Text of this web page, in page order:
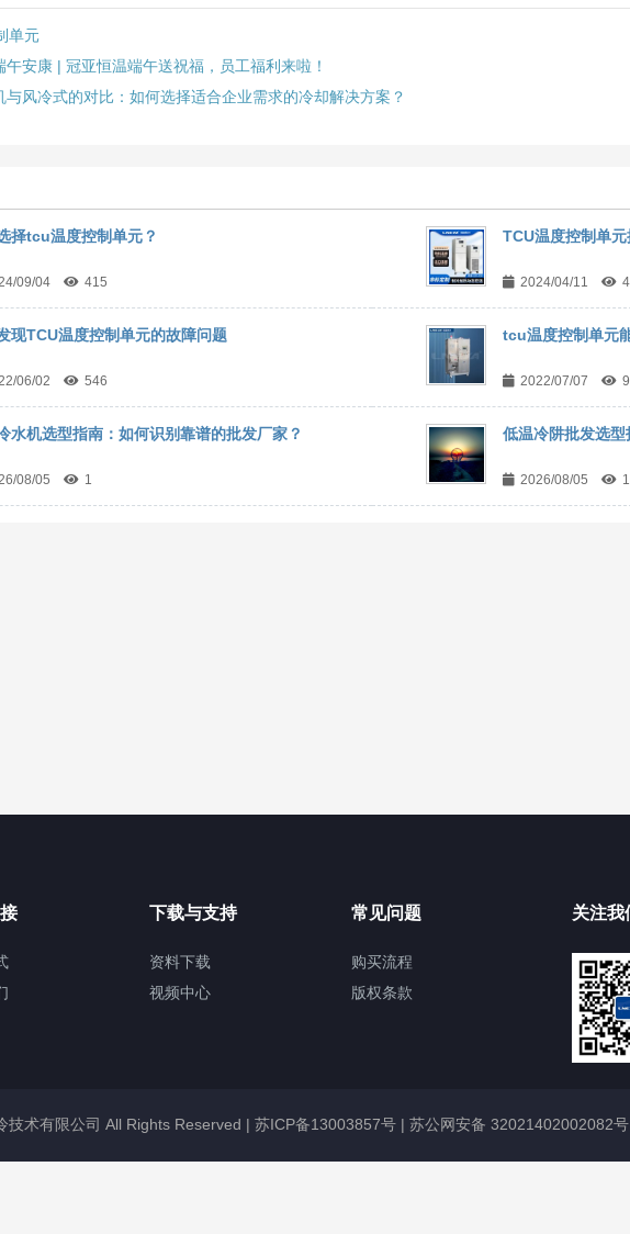
单元
午安康 | 冠亚恒温端午送祝福，员工福利来啦！
与风冷式的对比：如何选择适合企业需求的冷却解决方案？
择tcu温度控制单元？
09/04 415
TCU温度控制单
2024/04/11
现TCU温度控制单元的故障问题
06/02 546
tcu温度控制单元
2022/07/07
水机选型指南：如何识别靠谱的批发厂家？
08/05 1
低温冷阱批发选
2026/08/05 1
下载与支持
资料下载
视频中心
常见问题
购买流程
版权条款
关注我
术有限公司 All Rights Reserved | 苏ICP备13003857号| 苏公网安备 32021402002082号